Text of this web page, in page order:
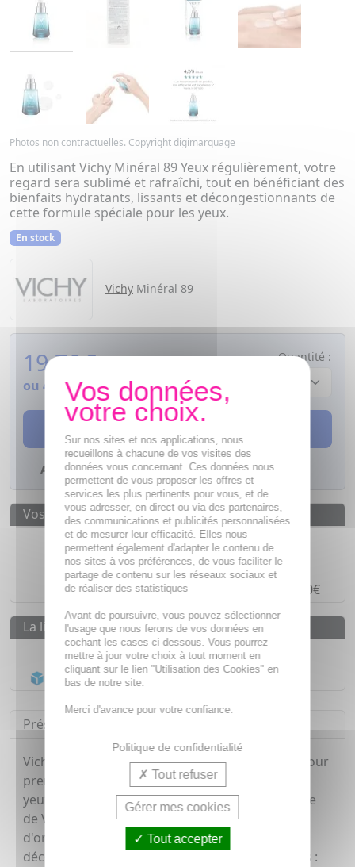
Photos non contractuelles. Copyright digimarquage
En utilisant Vichy Minéral 89 Yeux régulièrement, votre
regard sera sublimé et rafraîchi, tout en bénéficiant des
bienfaits hydratants, lissants et décongestionnants de
cette formule spéciale pour les yeux.
En stock
Vichy Minéral 89
19,76€
ou 4,94€ si 4 fois sans frais
Quantité :
Ajouter à mes favoris
Vos avantages
Des prixIMBATTABLES
Paiement en ligneSÉCURISÉ
Paiement en 4 fois sans frais à partir de 30€
La livraison
Livraison gratuite dès55€
Acheminement Chronoposten 24h*
Présentation
Vichy Minéral 89 Yeux est spécialement conçu pour
prendre soin de la zone délicate du contour des
yeux. Sa formule unique associe l'eau Volcanique
de Vichy dosée à 89%, de l'acide hyaluronique
d'origine naturelle et de la caféine
décongestionnante pour des bienfaits multiples :
Sur nos sites et nos applications, nous
recueillons à chacune de vos visites des
données vous concernant. Ces données nous
permettent de vous proposer les offres et
services les plus pertinents pour vous, et de
vous adresser, en direct ou via des partenaires,
des communications et publicités personnalisées
et de mesurer leur efficacité. Elles nous
permettent également d'adapter le contenu de
nos sites à vos préférences, de vous faciliter le
partage de contenu sur les réseaux sociaux et
de réaliser des statistiques
Avant de poursuivre, vous pouvez sélectionner
l'usage que nous ferons de vos données en
cochant les cases ci-dessous. Vous pourrez
mettre à jour votre choix à tout moment en
cliquant sur le lien "Utilisation des Cookies" en
bas de notre site.
Merci d'avance pour votre confiance.
Politique de confidentialité
Tout refuser
Gérer mes cookies
Tout accepter